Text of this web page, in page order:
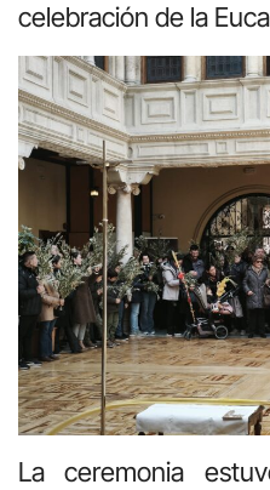
celebración de la
La ceremonia